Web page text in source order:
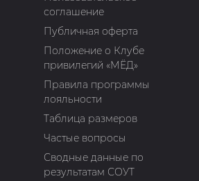
соглашение
Публичная оферта
Положение о Клубе
привилегий «МЁД»
Правила программы
лояльности
Таблица размеров
Частые вопросы
Сводные данные по
результатам СОУТ